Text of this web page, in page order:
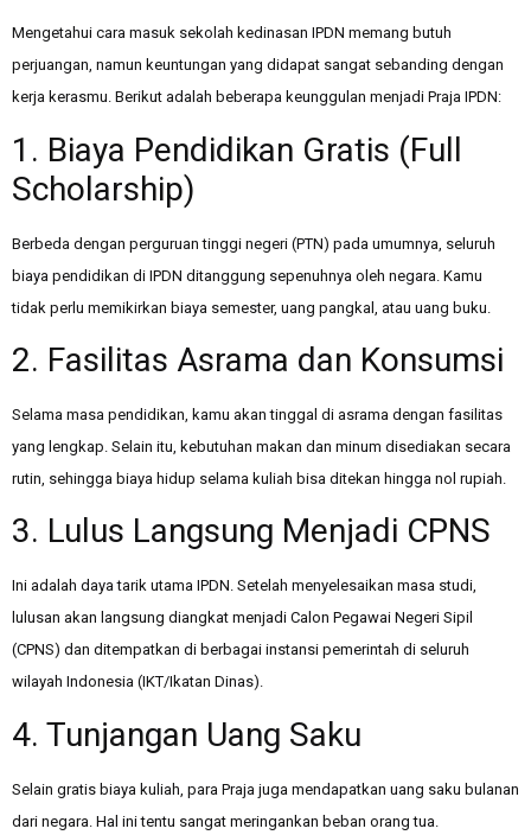
Mengetahui cara masuk sekolah kedinasan IPDN memang butuh
perjuangan, namun keuntungan yang didapat sangat sebanding dengan
kerja kerasmu. Berikut adalah beberapa keunggulan menjadi Praja IPDN:
1. Biaya Pendidikan Gratis (Full
Scholarship)
Berbeda dengan perguruan tinggi negeri (PTN) pada umumnya, seluruh
biaya pendidikan di IPDN ditanggung sepenuhnya oleh negara. Kamu
tidak perlu memikirkan biaya semester, uang pangkal, atau uang buku.
2. Fasilitas Asrama dan Konsumsi
Selama masa pendidikan, kamu akan tinggal di asrama dengan fasilitas
yang lengkap. Selain itu, kebutuhan makan dan minum disediakan secara
rutin, sehingga biaya hidup selama kuliah bisa ditekan hingga nol rupiah.
3. Lulus Langsung Menjadi CPNS
Ini adalah daya tarik utama IPDN. Setelah menyelesaikan masa studi,
lulusan akan langsung diangkat menjadi Calon Pegawai Negeri Sipil
(CPNS) dan ditempatkan di berbagai instansi pemerintah di seluruh
wilayah Indonesia (IKT/Ikatan Dinas).
4. Tunjangan Uang Saku
Selain gratis biaya kuliah, para Praja juga mendapatkan uang saku bulanan
dari negara. Hal ini tentu sangat meringankan beban orang tua.